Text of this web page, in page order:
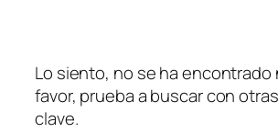
Lo siento, no se ha encontrado
favor, prueba a buscar con
clave.